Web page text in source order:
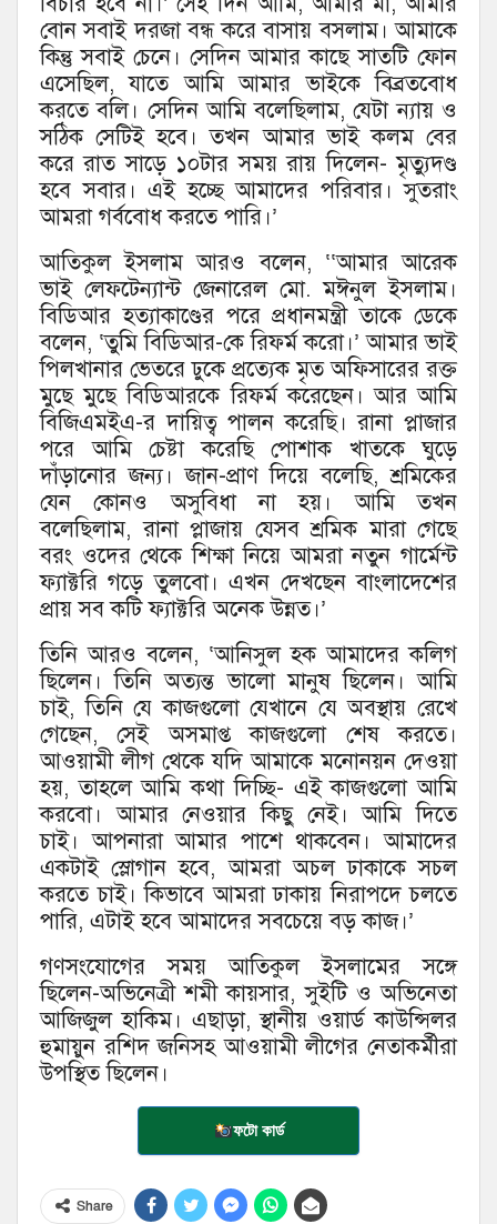
বোন সবাই দরজা বন্ধ করে বাসায় বসলাম। আমাকে
কিন্তু সবাই চেনে। সেদিন আমার কাছে সাতটি ফোন
এসেছিল, যাতে আমি আমার ভাইকে বিব্রতবোধ
করতে বলি। সেদিন আমি বলেছিলাম, যেটা ন্যায় ও
সঠিক সেটিই হবে। তখন আমার ভাই কলম বের
করে রাত সাড়ে ১০টার সময় রায় দিলেন- মৃত্যুদণ্ড
হবে সবার। এই হচ্ছে আমাদের পরিবার। সুতরাং
আমরা গর্ববোধ করতে পারি।’
আতিকুল ইসলাম আরও বলেন, ‘‘আমার আরেক
ভাই লেফটেন্যান্ট জেনারেল মো. মঈনুল ইসলাম।
বিডিআর হত্যাকাণ্ডের পরে প্রধানমন্ত্রী তাকে ডেকে
বলেন, ‘তুমি বিডিআর-কে রিফর্ম করো।’ আমার ভাই
পিলখানার ভেতরে ঢুকে প্রত্যেক মৃত অফিসারের রক্ত
মুছে মুছে বিডিআরকে রিফর্ম করেছেন। আর আমি
বিজিএমইএ-র দায়িত্ব পালন করেছি। রানা প্লাজার
পরে আমি চেষ্টা করেছি পোশাক খাতকে ঘুড়ে
দাঁড়ানোর জন্য। জান-প্রাণ দিয়ে বলেছি, শ্রমিকের
যেন কোনও অসুবিধা না হয়। আমি তখন
বলেছিলাম, রানা প্লাজায় যেসব শ্রমিক মারা গেছে
বরং ওদের থেকে শিক্ষা নিয়ে আমরা নতুন গার্মেন্ট
ফ্যাক্টরি গড়ে তুলবো। এখন দেখছেন বাংলাদেশের
প্রায় সব কটি ফ্যাক্টরি অনেক উন্নত।’
তিনি আরও বলেন, ‘আনিসুল হক আমাদের কলিগ
ছিলেন। তিনি অত্যন্ত ভালো মানুষ ছিলেন। আমি
চাই, তিনি যে কাজগুলো যেখানে যে অবস্থায় রেখে
গেছেন, সেই অসমাপ্ত কাজগুলো শেষ করতে।
আওয়ামী লীগ থেকে যদি আমাকে মনোনয়ন দেওয়া
হয়, তাহলে আমি কথা দিচ্ছি- এই কাজগুলো আমি
করবো। আমার নেওয়ার কিছু নেই। আমি দিতে
চাই। আপনারা আমার পাশে থাকবেন। আমাদের
একটাই স্লোগান হবে, আমরা অচল ঢাকাকে সচল
করতে চাই। কিভাবে আমরা ঢাকায় নিরাপদে চলতে
পারি, এটাই হবে আমাদের সবচেয়ে বড় কাজ।’
গণসংযোগের সময় আতিকুল ইসলামের সঙ্গে
ছিলেন-অভিনেত্রী শমী কায়সার, সুইটি ও অভিনেতা
আজিজুল হাকিম। এছাড়া, স্থানীয় ওয়ার্ড কাউন্সিলর
হুমায়ুন রশিদ জনিসহ আওয়ামী লীগের নেতাকর্মীরা
উপস্থিত ছিলেন।
ফটো কার্ড
Share